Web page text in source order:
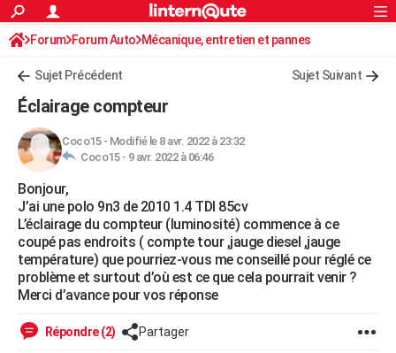
ACTUALITÉS
Politique
Société
Faits Divers
Education
Monde
Villes
+
FINANCE
Retraite
Impôts
Epargne
Immobilier
Risques naturels par ville
Banque
Assurance
Crédit
AUTO
Essais
Réserver un essai
Citadines
Berlines
SUV
Forum auto
+HIGH-TECH
Mobiles
Meilleur smartphone
Internet
Ordinateurs
Jeux vidéo
Guide high-tech
+BRICOLAGE
Forum
Aménagement intérieur
Extérieur
Cuisine
Salle de bains
Jardinage
Rangement
WEEK-END
Art de vivre
Bien-être
Loisirs
Mode
Modes de vie
Rechercher
S'inscrire
Connexion
Forum Forum Auto Mécanique, entretien et pannes
Sujet Précédent Sujet Suivant
Éclairage compteur
Coco15- Modifié le 8 avr. 2022 à 23:32
Coco15 - 9 avr. 2022 à 06:46
Bonjour,
J’ai une polo 9n3 de 2010 1.4 TDI 85cv
L’éclairage du compteur (luminosité) commence à ce
coupé pas endroits ( compte tour ,jauge diesel ,jauge
température) que pourriez-vous me conseillé pour réglé ce
problème et surtout d’où est ce que cela pourrait venir ?
Merci d’avance pour vos réponse
Répondre (2) Partager